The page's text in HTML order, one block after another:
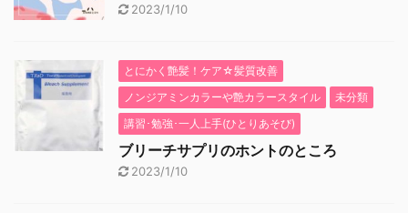
2023/1/10
とにかく艶髪！ケア☆髪質改善
ノンジアミンカラーや艶カラースタイル
未分類
講習･勉強･一人上手(ひとりあそび)
ブリーチサプリのホントのところ
2023/1/10